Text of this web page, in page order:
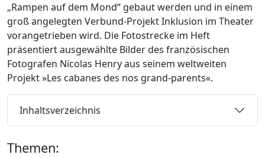
„Rampen auf dem Mond“ gebaut werden und in einem
groß angelegten Verbund-Projekt Inklusion im Theater
vorangetrieben wird. Die Fotostrecke im Heft
präsentiert ausgewählte Bilder des französischen
Fotografen Nicolas Henry aus seinem weltweiten
Projekt »Les cabanes des nos grand-parents«.
Inhaltsverzeichnis
Themen: